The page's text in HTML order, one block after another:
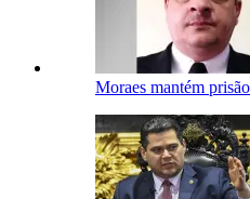
Moraes mantém